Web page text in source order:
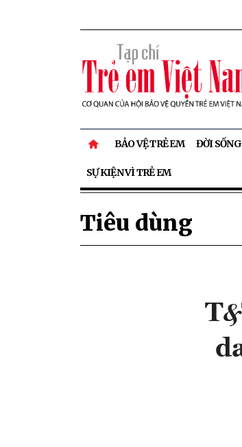
BẢO VỆ TRẺ EM ĐỜI
SỰ KIỆN VÌ TRẺ EM
Tiêu dùng